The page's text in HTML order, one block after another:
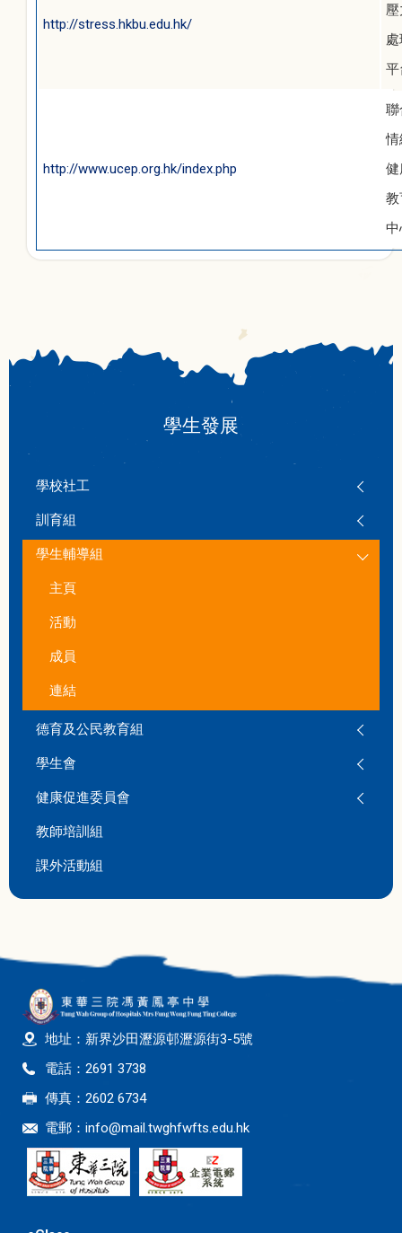
http://stress.hkbu.edu.hk/
平
http://www.ucep.org.hk/index.php
聯
情
健
教
中
學生發展
學校社工
訓育組
學生輔導組
主頁
活動
成員
連結
德育及公民教育組
學生會
健康促進委員會
教師培訓組
課外活動組
地址：新界沙田瀝源邨瀝源街3-5號
電話：2691 3738
傳真：2602 6734
電郵： info@mail.twghfwfts.edu.hk